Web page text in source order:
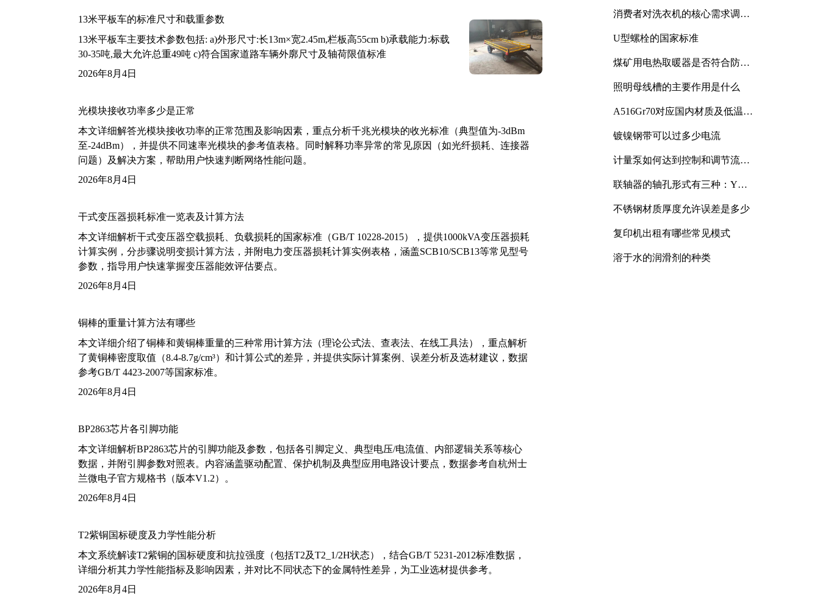
13米平板车的标准尺寸和载重参数
13米平板车主要技术参数包括: a)外形尺寸:长13m×宽2.45m,栏板高55cm b)承载能力:标载
30-35吨,最大允许总重49吨 c)符合国家道路车辆外廓尺寸及轴荷限值标准
2026年8月4日
光模块接收功率多少是正常
本文详细解答光模块接收功率的正常范围及影响因素，重点分析千兆光模块的收光标准（典型值为-3dBm
至-24dBm），并提供不同速率光模块的参考值表格。同时解释功率异常的常见原因（如光纤损耗、连接器
问题）及解决方案，帮助用户快速判断网络性能问题。
2026年8月4日
干式变压器损耗标准一览表及计算方法
本文详细解析干式变压器空载损耗、负载损耗的国家标准（GB/T 10228-2015），提供1000kVA变压器损耗
计算实例，分步骤说明变损计算方法，并附电力变压器损耗计算实例表格，涵盖SCB10/SCB13等常见型号
参数，指导用户快速掌握变压器能效评估要点。
2026年8月4日
铜棒的重量计算方法有哪些
本文详细介绍了铜棒和黄铜棒重量的三种常用计算方法（理论公式法、查表法、在线工具法），重点解析
了黄铜棒密度取值（8.4-8.7g/cm³）和计算公式的差异，并提供实际计算案例、误差分析及选材建议，数据
参考GB/T 4423-2007等国家标准。
2026年8月4日
BP2863芯片各引脚功能
本文详细解析BP2863芯片的引脚功能及参数，包括各引脚定义、典型电压/电流值、内部逻辑关系等核心
数据，并附引脚参数对照表。内容涵盖驱动配置、保护机制及典型应用电路设计要点，数据参考自杭州士
兰微电子官方规格书（版本V1.2）。
2026年8月4日
T2紫铜国标硬度及力学性能分析
本文系统解读T2紫铜的国标硬度和抗拉强度（包括T2及T2_1/2H状态），结合GB/T 5231-2012标准数据，
详细分析其力学性能指标及影响因素，并对比不同状态下的金属特性差异，为工业选材提供参考。
2026年8月4日
消费者对洗衣机的核心需求调研
U型螺栓的国家标准
煤矿用电热取暖器是否符合防爆
照明母线槽的主要作用是什么
A516Gr70对应国内材质及低温冲
镀镍钢带可以过多少电流
计量泵如何达到控制和调节流量
联轴器的轴孔形式有三种：Y
不锈钢材质厚度允许误差是多少
复印机出租有哪些常见模式
溶于水的润滑剂的种类